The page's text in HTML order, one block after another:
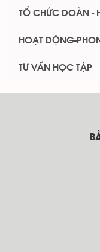
TỔ CHỨC ĐOÀN -
HOẠT ĐỘNG-
TƯ VẤN HỌC TẬP